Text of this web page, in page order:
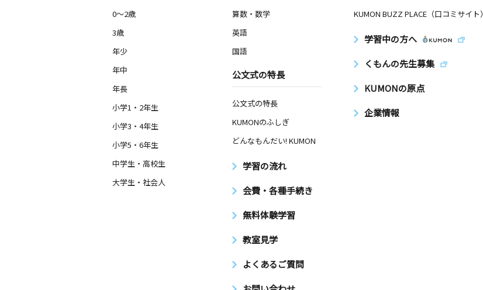
金
市役所東教室
金 土 日
神奈川県平塚市宮松町１０－２７ ２階
金 土 日
神奈川県平塚市東八幡１丁目９－３０
0～2歳
3歳
年少
年中
年長
小学1・2年生
小学3・4年生
小学5・6年生
中学生・高校生
大学生・社会人
算数・数学
英語
国語
公文式の特長
公文式の特長
KUMONのふしぎ
どんなもんだい! KUMON
学習の流れ
会費・各種手続き
無料体験学習
教室見学
よくあるご質問
KUMON BUZZ PLACE（口コミサイト）
学習中の方へ
くもんの先生募集
KUMONの原点
企業情報